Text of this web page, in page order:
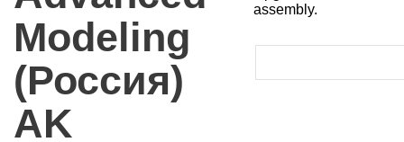
Modeling
(Россия)
AK
assembly.